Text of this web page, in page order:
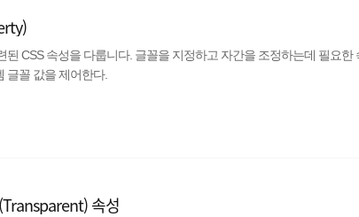
된 CSS 속성을 다룹니다. 글꼴을 지정하고 자간을 조정하는데 필요한
글꼴 값을 제어한다.
속성